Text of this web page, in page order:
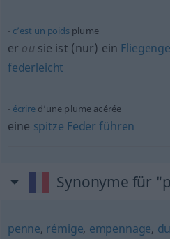
c’est un poidsplume
er ousie ist (nur) ein
federleicht
écrired’une plume acérée
eine spitze Feder führen
Synonyme für
penne, rémige, empennage,